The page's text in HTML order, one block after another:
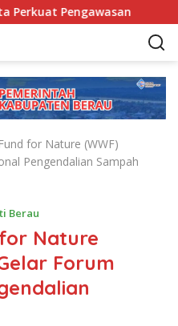
Pengawasan
for Nature (WWF)
Pengendalian Sampah
Berau
Nature
Forum